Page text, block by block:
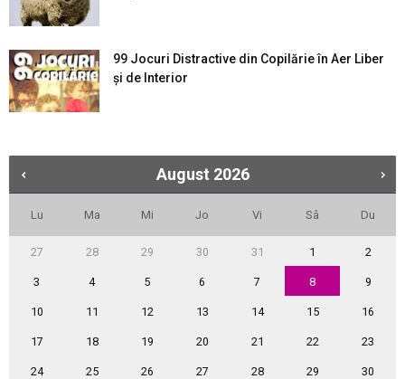
99 Jocuri Distractive din Copilărie în Aer Liber
şi de Interior
August 2026
Lu Ma Mi Jo Vi Sâ Du
27 28 29 30 31 1 2
3 4 5 6 7 8 9
10 11 12 13 14 15 16
17 18 19 20 21 22 23
24 25 26 27 28 29 30